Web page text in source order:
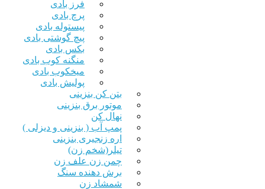
فرز بادی
پرچ بادی
پیستوله بادی
پیچ گوشتی بادی
بکس بادی
منگنه کوب بادی
میخکوب بادی
پولیش بادی
بتن کن بنزینی
موتور برق بنزینی
نهال کن
پمپ آب ( بنزینی و دیزلی )
اره زنجیری بنزینی
تیلر(شخم زن)
چمن زن علف زن
برش دهنده سنگ
شمشاد زن